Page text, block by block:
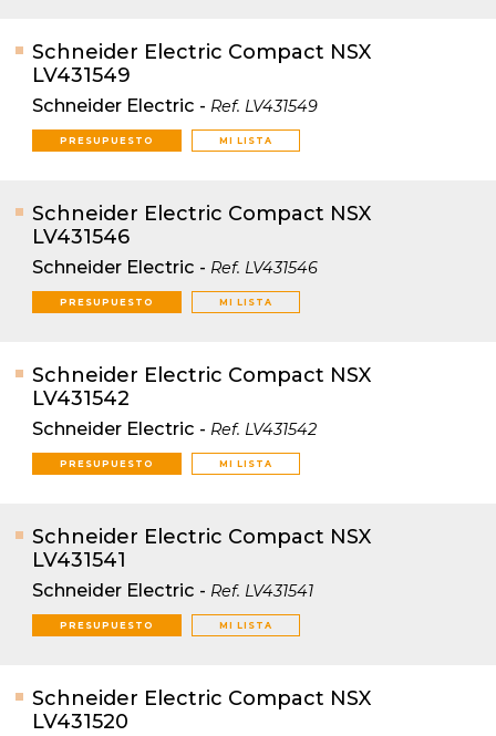
Schneider Electric Compact NSX
LV431549
Schneider Electric - Ref. LV431549
PRESUPUESTO MI LISTA
Schneider Electric Compact NSX
LV431546
Schneider Electric - Ref. LV431546
PRESUPUESTO MI LISTA
Schneider Electric Compact NSX
LV431542
Schneider Electric - Ref. LV431542
PRESUPUESTO MI LISTA
Schneider Electric Compact NSX
LV431541
Schneider Electric - Ref. LV431541
PRESUPUESTO MI LISTA
Schneider Electric Compact NSX
LV431520